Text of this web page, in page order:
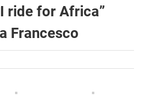
ride for Africa”
Francesco